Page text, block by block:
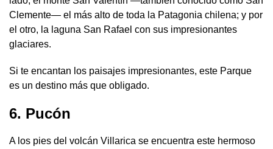
Clemente— el más alto de toda la Patagonia chilena; y por
el otro, la laguna San Rafael con sus impresionantes
glaciares.
Si te encantan los paisajes impresionantes, este Parque
es un destino más que obligado.
6. Pucón
A los pies del volcán Villarica se encuentra este hermoso